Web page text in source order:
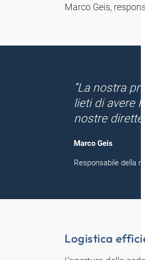
Marco Geis,
“La nostra
lieti di avere
nostre
Marco Geis
Responsabile della
Logistica